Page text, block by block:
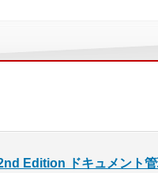
Edition ドキュメント